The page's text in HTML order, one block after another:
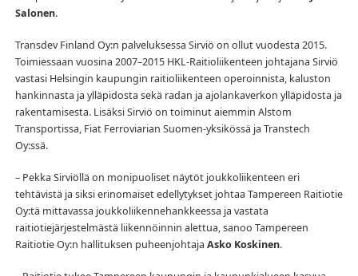
Salonen.
Transdev Finland Oy:n palveluksessa Sirviö on ollut vuodesta 2015.
Toimiessaan vuosina 2007–2015 HKL-Raitioliikenteen johtajana Sirviö
vastasi Helsingin kaupungin raitioliikenteen operoinnista, kaluston
hankinnasta ja ylläpidosta sekä radan ja ajolankaverkon ylläpidosta ja
rakentamisesta. Lisäksi Sirviö on toiminut aiemmin Alstom
Transportissa, Fiat Ferroviarian Suomen-yksikössä ja Transtech
Oy:ssä.
– Pekka Sirviöllä on monipuoliset näytöt joukkoliikenteen eri
tehtävistä ja siksi erinomaiset edellytykset johtaa Tampereen Raitiotie
Oy:tä mittavassa joukkoliikennehankkeessa ja vastata
raitiotiejärjestelmästä liikennöinnin alettua, sanoo Tampereen
Raitiotie Oy:n hallituksen puheenjohtaja Asko Koskinen.